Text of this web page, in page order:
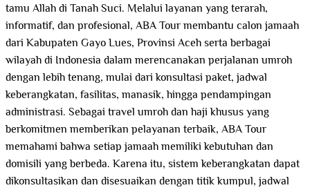
tamu Allah di Tanah Suci. Melalui layanan yang terarah,
informatif, dan profesional, ABA Tour membantu calon jamaah
dari Kabupaten Gayo Lues, Provinsi Aceh serta berbagai
wilayah di Indonesia dalam merencanakan perjalanan umroh
dengan lebih tenang, mulai dari konsultasi paket, jadwal
keberangkatan, fasilitas, manasik, hingga pendampingan
administrasi. Sebagai travel umroh dan haji khusus yang
berkomitmen memberikan pelayanan terbaik, ABA Tour
memahami bahwa setiap jamaah memiliki kebutuhan dan
domisili yang berbeda. Karena itu, sistem keberangkatan dapat
dikonsultasikan dan disesuaikan dengan titik kumpul, jadwal